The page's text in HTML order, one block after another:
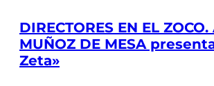
DIRECTORES EN EL
MUÑOZ DE MESA
Zeta»